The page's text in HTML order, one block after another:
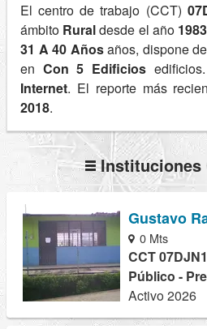
El centro de trabajo (CCT)
ámbito Ruraldesde el año 1983
31 A 40 Añosaños, dispone de
en Con 5 Edificios
Internet. El reporte más
2018.
Instituciones
Gustavo
0 Mts
CCT
Público -
Activo 2026